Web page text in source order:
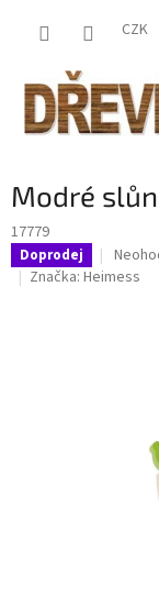
CZK
Modré
17779
Doprodej
Značka: Heimess